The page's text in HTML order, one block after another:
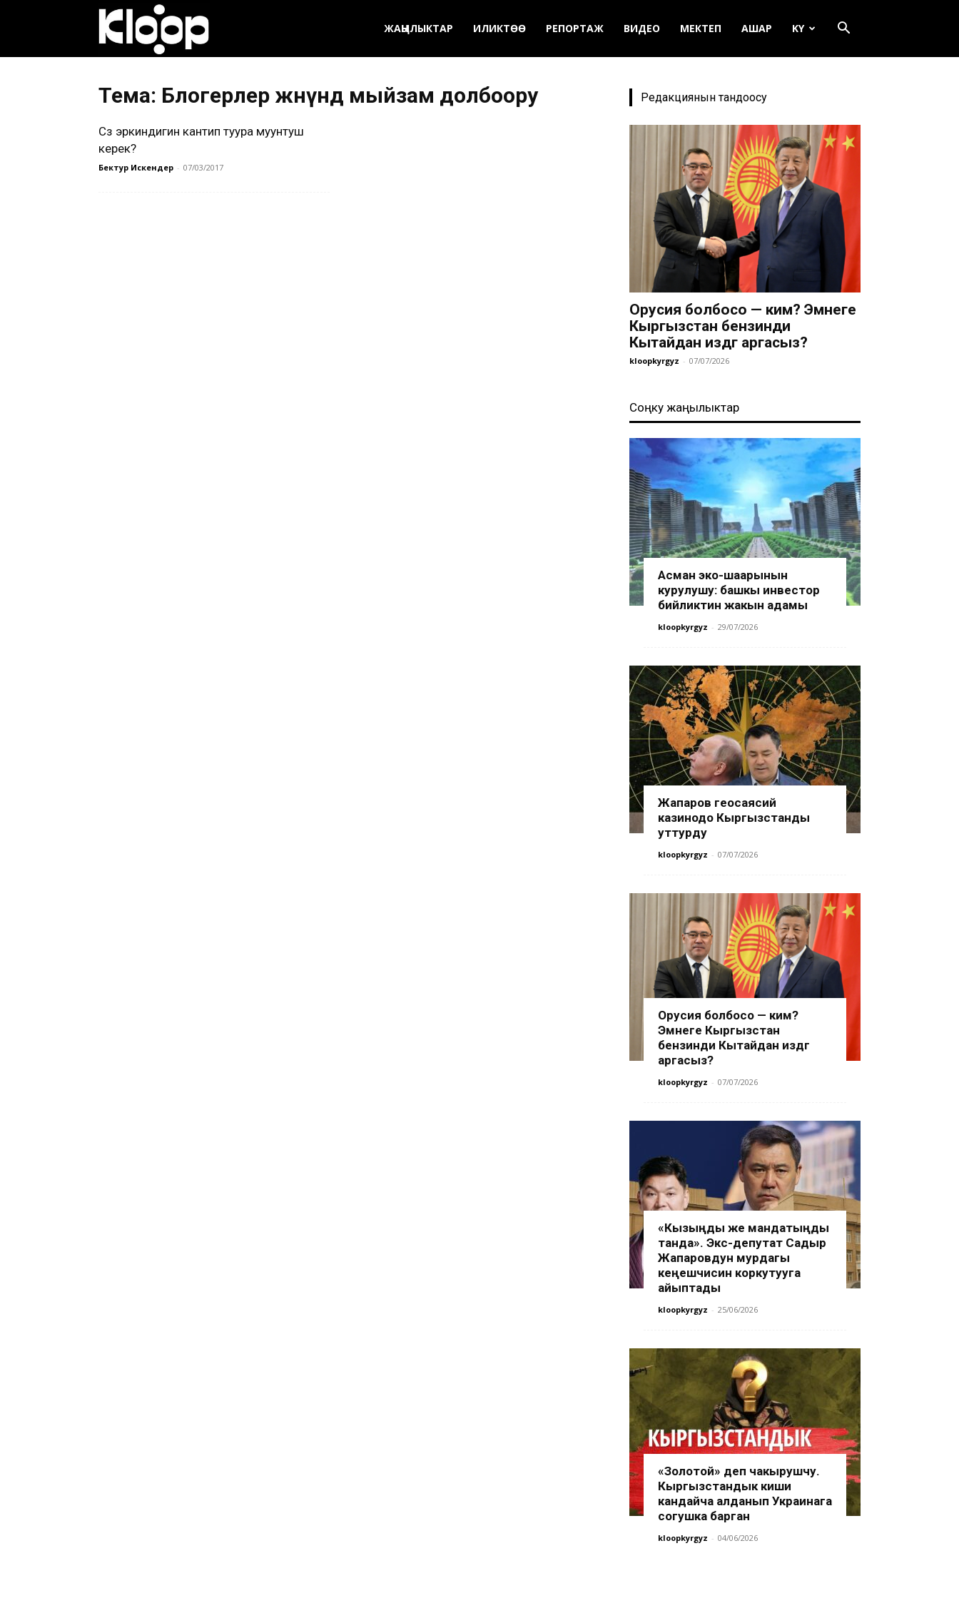
ЖАҢЫЛЫКТАР ИЛИКТӨӨ РЕПОРТАЖ ВИДЕО МЕКТЕП АШАР KY
Тема: Блогерлер жөнүндө мыйзам долбоору
Сөз эркиндигин кантип туура муунтуш
керек?
Бектур Искендер - 07/03/2017
Редакциянын тандоосу
Орусия болбосо — ким? Эмнеге
Кыргызстан бензинди
Кытайдан издөөгө аргасыз?
kloopkyrgyz - 07/07/2026
Соңку жаңылыктар
Асман эко-шаарынын
курулушу: башкы инвестор
бийликтин жакын адамы
kloopkyrgyz - 29/07/2026
Жапаров геосаясий
казинодо Кыргызстанды
уттурду
kloopkyrgyz - 07/07/2026
Орусия болбосо — ким?
Эмнеге Кыргызстан
бензинди Кытайдан издөөгө
аргасыз?
kloopkyrgyz - 07/07/2026
«Кызыңды же мандатыңды
танда». Экс-депутат Садыр
Жапаровдун мурдагы
кеңешчисин коркутууга
айыптады
kloopkyrgyz - 25/06/2026
«Золотой» деп чакырушчу.
Кыргызстандык киши
кандайча алданып Украинага
согушка барган
kloopkyrgyz - 04/06/2026